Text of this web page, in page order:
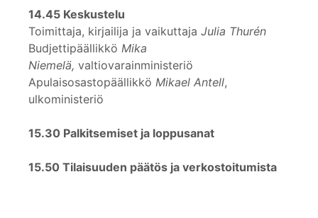
14.45 Keskustelu
Toimittaja, kirjailija ja vaikuttaja Julia Thurén
Budjettipäällikkö Mika
Niemelä, valtiovarainministeriö
Apulaisosastopäällikkö Mikael Antell,
ulkoministeriö
15.30 Palkitsemiset ja loppusanat
15.50 Tilaisuuden päätös ja verkostoitumista